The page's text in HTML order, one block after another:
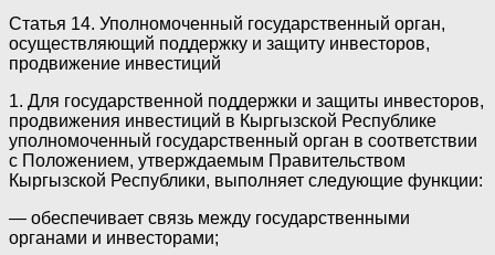
Статья 14. Уполномоченный государственный орган,
осуществляющий поддержку и защиту инвесторов,
продвижение инвестиций
1. Для государственной поддержки и защиты инвесторов,
продвижения инвестиций в Кыргызской Республике
уполномоченный государственный орган в соответствии
с Положением, утверждаемым Правительством
Кыргызской Республики, выполняет следующие функции:
— обеспечивает связь между государственными
органами и инвесторами;